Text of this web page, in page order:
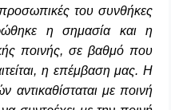
του συνθήκες
η σημασία και η
ποινής, σε βαθμό που
η επέμβαση μας. Η
με ποινή